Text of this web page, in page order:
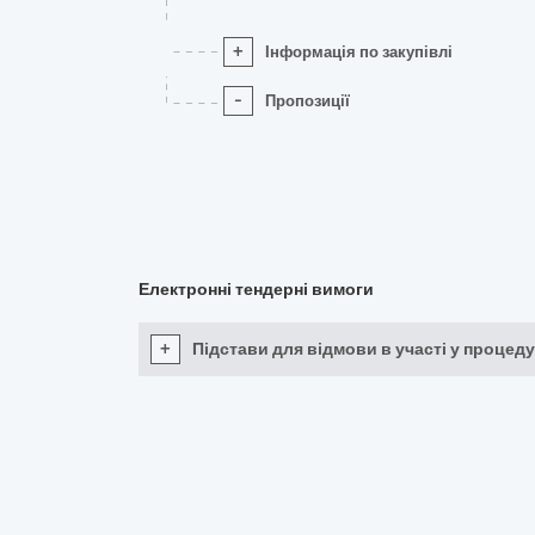
+ Інформація по закупівлі
- Пропозиції
Електронні тендерні вимоги
+ Підстави для відмови в участі у